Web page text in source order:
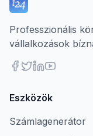
Professzionális
vállalkozások
Eszközök
Számlagenerátor